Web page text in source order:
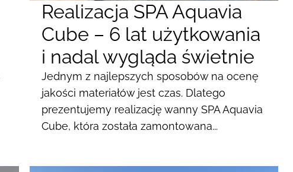
Realizacja SPA Aquavia
Cube – 6 lat użytkowania
i nadal wygląda świetnie
Jednym z najlepszych sposobów na ocenę
jakości materiałów jest czas. Dlatego
prezentujemy realizację wanny SPA Aquavia
Cube, która została zamontowana...